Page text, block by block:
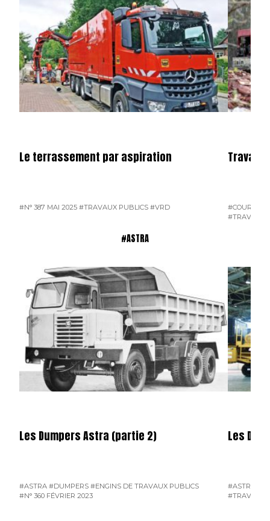
Le terrassement par aspiration
#N° 387 MAI 2025 #TRAVAUX PUBLICS #VRD
#COURRIER
#TRAVAUX
#ASTRA
Les Dumpers Astra (partie 2)
#ASTRA #DUMPERS #ENGINS DE TRAVAUX PUBLICS
#N° 360 FÉVRIER 2023
Les
#ASTRA
#TRAVAUX